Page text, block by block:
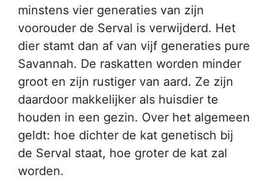
minstens vier generaties van zijn
voorouder de Serval is verwijderd. Het
dier stamt dan af van vijf generaties pure
Savannah. De raskatten worden minder
groot en zijn rustiger van aard. Ze zijn
daardoor makkelijker als huisdier te
houden in een gezin. Over het algemeen
geldt: hoe dichter de kat genetisch bij
de Serval staat, hoe groter de kat zal
worden.